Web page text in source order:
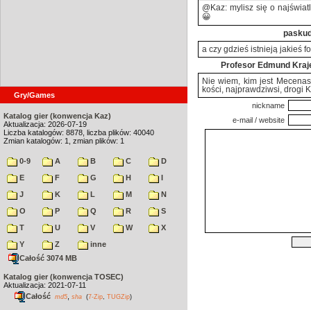
Gry/Games
Katalog gier (konwencja Kaz)
Aktualizacja: 2026-07-19
Liczba katalogów: 8878, liczba plików: 40040
Zmian katalogów: 1, zmian plików: 1
0-9 A B C
D
E
F G H
I
J
K L M
N
O
P Q R
S
T
U V W
X
Y
Z
inne
Całość 3074 MB
Katalog gier (konwencja TOSEC)
Aktualizacja: 2021-07-11
Całość md5 sha (7-Zip TUGZip)
@Kaz: mylisz się o
😀
a czy gdzieś istnieją jakieś
Profesor Edmund
Nie wiem, kim jest
kości, najprawdziwsi, drogi
nickname
e-mail / website